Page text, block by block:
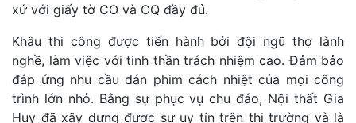
xứ với giấy tờ CO và CQ đầy đủ.
Khâu thi công được tiến hành bởi đội ngũ thợ lành
nghề, làm việc với tinh thần trách nhiệm cao. Đảm bảo
đáp ứng nhu cầu dán phim cách nhiệt của mọi công
trình lớn nhỏ. Bằng sự phục vụ chu đáo, Nội thất Gia
Huy đã xây dựng được sự uy tín trên thị trường và là